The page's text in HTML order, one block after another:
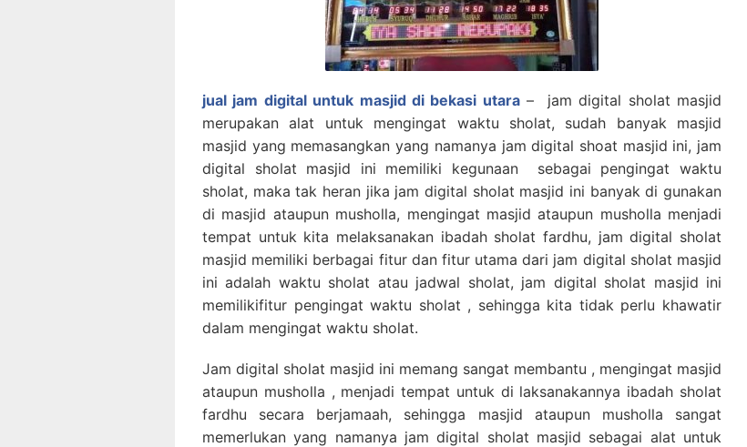
jual jam digital untuk masjid di bekasi utara– jam digital sholat masjid
merupakan alat untuk mengingat waktu sholat, sudah banyak masjid
masjid yang memasangkan yang namanya jam digital shoat masjid ini, jam
digital sholat masjid ini memiliki kegunaan sebagai pengingat waktu
sholat, maka tak heran jika jam digital sholat masjid ini banyak di gunakan
di masjid ataupun musholla, mengingat masjid ataupun musholla menjadi
tempat untuk kita melaksanakan ibadah sholat fardhu, jam digital sholat
masjid memiliki berbagai fitur dan fitur utama dari jam digital sholat masjid
ini adalah waktu sholat atau jadwal sholat, jam digital sholat masjid ini
memilikifitur pengingat waktu sholat , sehingga kita tidak perlu khawatir
dalam mengingat waktu sholat.
Jam digital sholat masjid ini memang sangat membantu , mengingat masjid
ataupun musholla , menjadi tempat untuk di laksanakannya ibadah sholat
fardhu secara berjamaah, sehingga masjid ataupun musholla sangat
memerlukan yang namanya jam digital sholat masjid sebagai alat untuk